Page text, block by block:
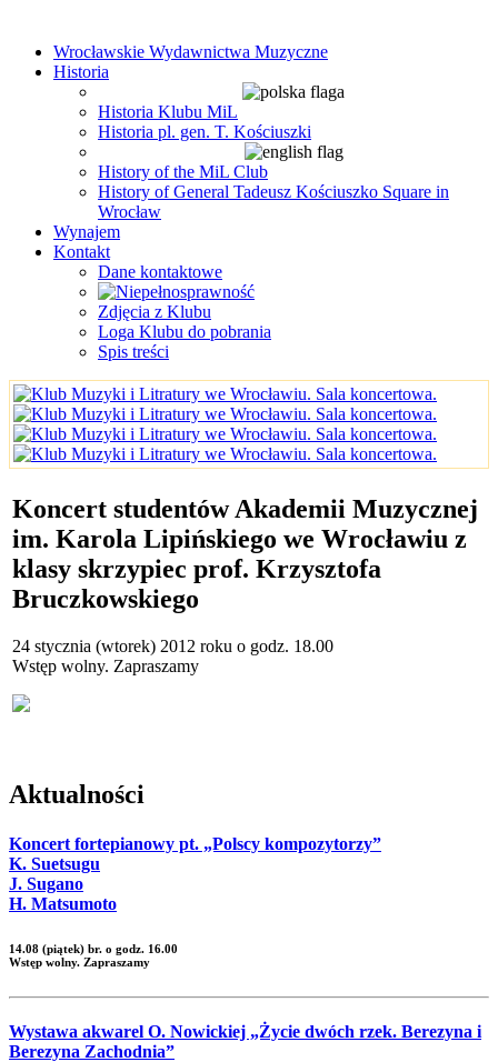
Wrocławskie Wydawnictwa Muzyczne
Historia
Historia Klubu MiL
Historia pl. gen. T. Kościuszki
History of the MiL Club
History of General Tadeusz Kościuszko Square in
Wrocław
Wynajem
Kontakt
Dane kontaktowe
Zdjęcia z Klubu
Loga Klubu do pobrania
Spis treści
Koncert studentów Akademii Muzycznej
im. Karola Lipińskiego we Wrocławiu z
klasy skrzypiec prof. Krzysztofa
Bruczkowskiego
24 stycznia (wtorek) 2012 roku o godz. 18.00
Wstęp wolny. Zapraszamy
Aktualności
Koncert fortepianowy pt. „Polscy kompozytorzy”
K. Suetsugu
J. Sugano
H. Matsumoto
14.08 (piątek) br. o godz. 16.00
Wstęp wolny. Zapraszamy
Wystawa akwarel O. Nowickiej „Życie dwóch rzek. Berezyna i
Berezyna Zachodnia”